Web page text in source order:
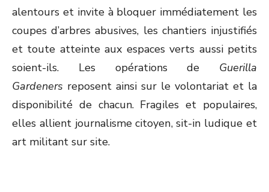
alentours et invite à bloquer immédiatement les
coupes d’arbres abusives, les chantiers injustifiés
et toute atteinte aux espaces verts aussi petits
soient-ils. Les opérations de Guerilla
Gardeners reposent ainsi sur le volontariat et la
disponibilité de chacun. Fragiles et populaires,
elles allient journalisme citoyen, sit-in ludique et
art militant sur site.